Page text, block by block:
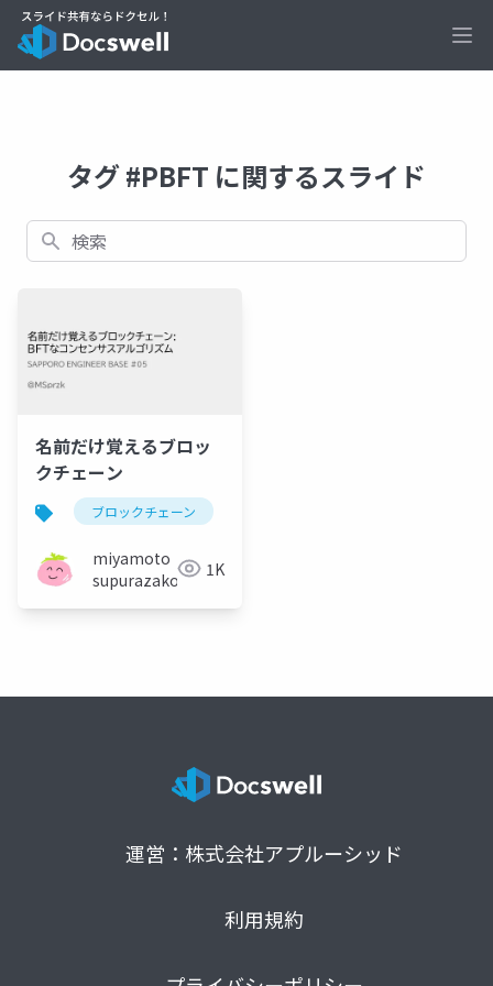
タグ #PBFT に関するスライド
検索
名前だけ覚えるブロッ
クチェーン
ブロックチェーン
miyamoto
supurazako
1K
運営：株式会社アプルーシッド
利用規約